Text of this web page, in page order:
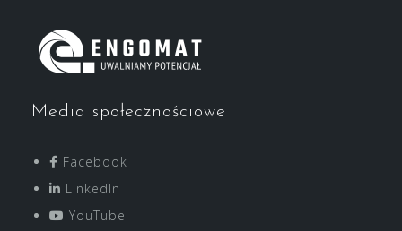
Media społecznościowe
Facebook
LinkedIn
YouTube